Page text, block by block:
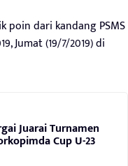
poin dari kandang PSMS
Jumat (19/7/2019) di
Juarai Turnamen
Cup U-23